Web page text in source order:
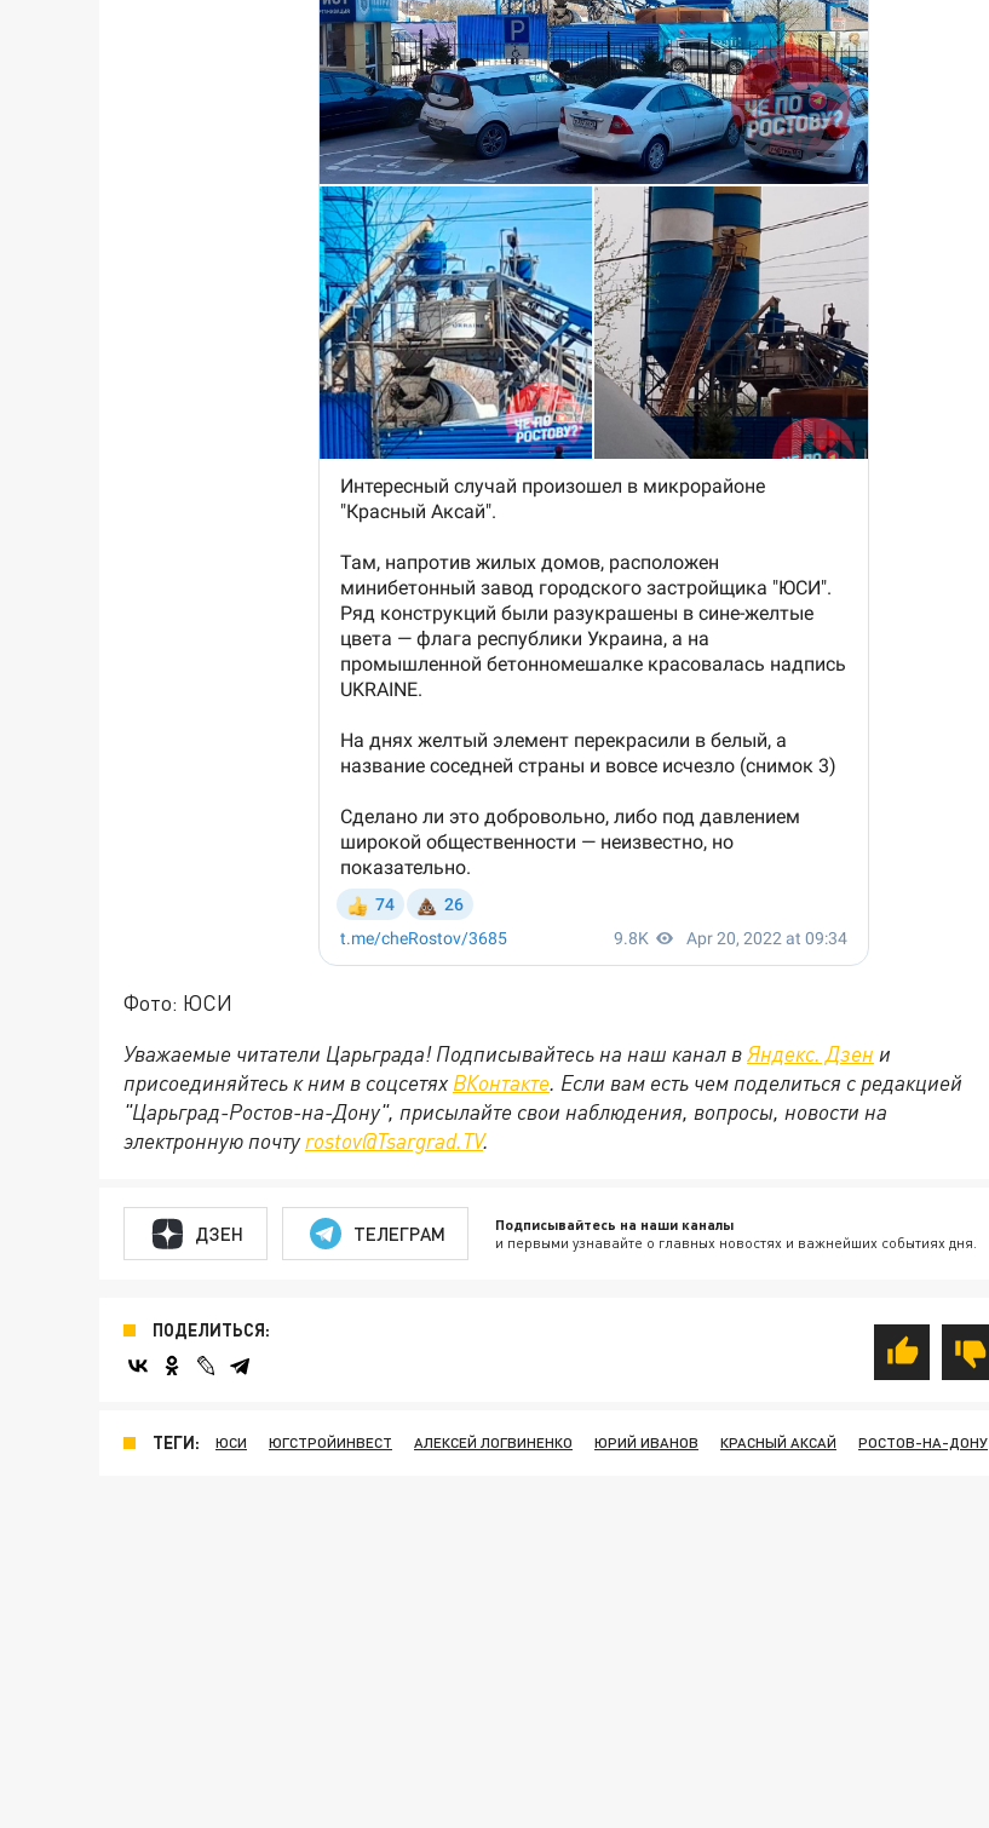
Фото: ЮСИ
Уважаемые читатели Царьграда! Подписывайтесь на наш канал вЯндекс. Дзен и
присоединяйтесь к ним в соцсетях ВКонтакте. Если вам есть чем поделиться с редакцией
"Царьград-Ростов-на-Дону", присылайте свои наблюдения, вопросы, новости на
электронную почту rostov@Tsargrad.ТV.
ДЗЕН ТЕЛЕГРАМ Подписывайтесь на наши каналы
и первыми узнавайте о главных новостях и важнейших событиях дня.
ПОДЕЛИТЬСЯ:
ТЕГИ: ЮСИ ЮГСТРОЙИНВЕСТ АЛЕКСЕЙ ЛОГВИНЕНКО ЮРИЙ ИВАНОВ КРАСНЫЙ АКСАЙ РОСТОВ-НА-ДОНУ